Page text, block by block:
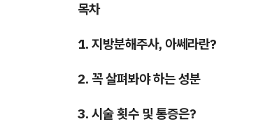
목차
1. 지방분해주사, 아쎄라란?
2. 꼭 살펴봐야 하는 성분
3. 시술 횟수 및 통증은?